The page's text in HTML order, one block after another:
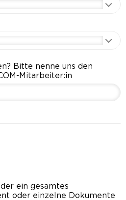
Bitte nenne uns den
Mitarbeiter:in
ein gesamtes
oder einzelne Dokumente